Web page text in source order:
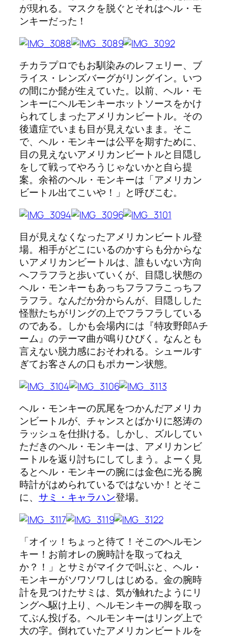
が現れる。マスクを脱ぐとそれはヘル・モ
ンキーだった！
チカラプロでもお馴染みのレフェリー、ブ
ライス・レンズバーグがリングイン。いつ
の間にか髭が生えていた。以前、ヘル・モ
ンキーにヘルモンキーホットソースをかけ
られてしまったアメリカンビートル。その
後遺症でいまも目が見えないまま。そこ
で、ヘル・モンキーは公平を期すために、
目の見えないアメリカンビートルと目隠し
をして戦ってやろうじゃないかと自ら提
案。余裕のヘル・モンキーは「アメリカン
ビートル出てこいや！」と呼びこむ。
目が見えなくなったアメリカンビートル登
場。相手がどこにいるのかすらも分からな
いアメリカンビートルは、誰もいない方向
へフラフラと歩いていくが、目隠し状態の
ヘル・モンキーもあっちフラフラこっちフ
ラフラ。なんだか分からんが、目隠しした
怪獣たちがリングの上でフラフラしている
のである。しかも会場内には『特攻野郎Aチ
ーム』のテーマ曲が鳴りひびく。なんとも
言えない脱力感におそわれる。シュールす
ぎてお客さんの口もポカーン状態。
ヘル・モンキーの尻尾をつかんだアメリカ
ンビートルが、チャンスとばかりに怒涛の
ラッシュを仕掛ける。しかし、ズルしてい
ただきのヘル・モンキーは、アメリカンビ
ートルを返り討ちにしてしまう。よーく見
るとヘル・モンキーの腕には金色に光る腕
時計がはめられているではないか！とそこ
に、 サミ・キャラハン登場。
「オイッ！ちょっと待て！そこのヘルモン
キー！お前オレの腕時計を取ってねえ
か？！」とサミがマイクで叫ぶと、ヘル・
モンキーがソワソワしはじめる。金の腕時
計を見つけたサミは、気が触れたようにリ
ングへ駆け上り、ヘルモンキーの脚を取っ
てぶん投げる。ヘルモンキーはリング上で
大の字。倒れていたアメリカンビートルを